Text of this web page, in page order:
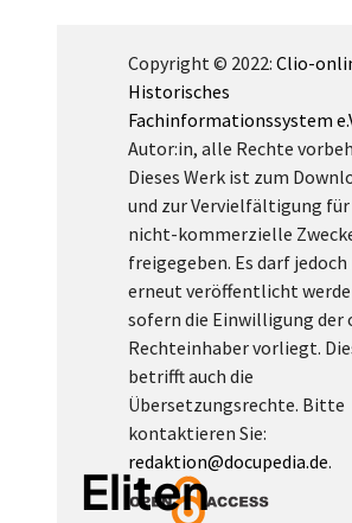
Copyright © 2022: Clio-
Historisches
Fachinformationssystem
Autor:in, alle Rechte
Dieses Werk ist zum
und zur Vervielfältigung für
nicht-kommerzielle
freigegeben. Es darf jedoch
erneut veröffentlicht
sofern die Einwilligung der
Rechteinhaber vorliegt.
betrifft auch die
Übersetzungsrechte. Bitte
kontaktieren Sie:
redaktion@docupedia.de.
Eliten